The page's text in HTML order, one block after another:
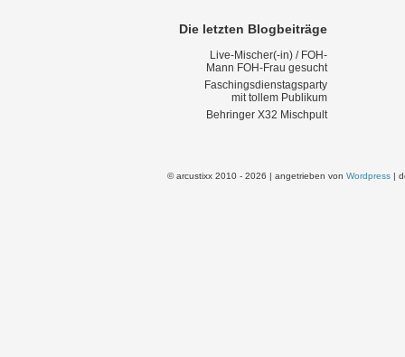
Die letzten Blogbeiträge
Live-Mischer(-in) / FOH-
Mann FOH-Frau gesucht
Faschingsdienstagsparty
mit tollem Publikum
Behringer X32 Mischpult
© arcustixx 2010 - 2026 | angetrieben von Wordpress|